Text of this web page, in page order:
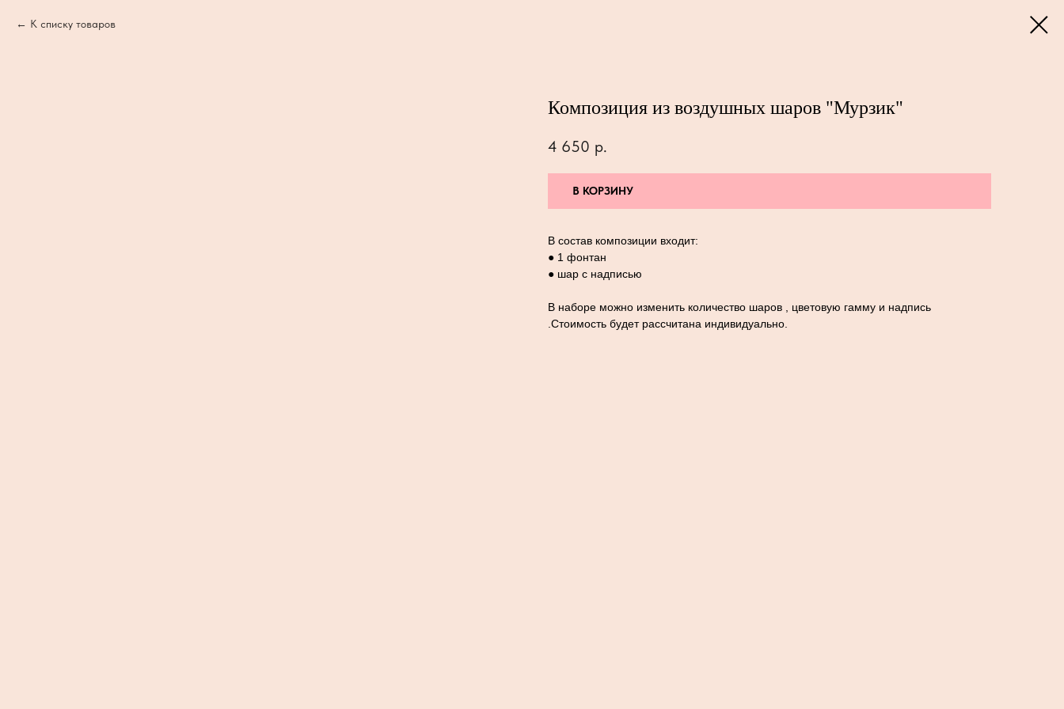
К списку товаров
Композиция из воздушных шаров "Мурзик"
4 650 р.
В КОРЗИНУ
В состав композиции входит:
● 1 фонтан
● шар с надписью
В наборе можно изменить количество шаров , цветовую гамму и надпись
.Стоимость будет рассчитана индивидуально.